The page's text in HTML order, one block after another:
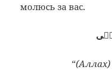
молюсь за вас.
“(Аллах)